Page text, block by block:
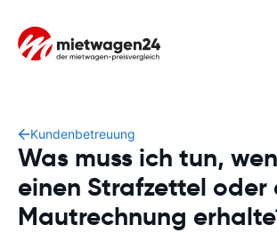
Kundenbetreuung
Was muss ich tun,
einen Strafzettel oder
Mautrechnung